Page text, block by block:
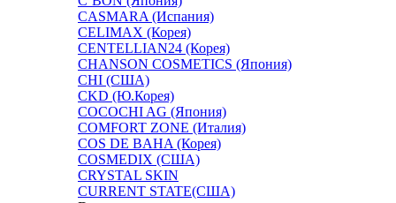
CASMARA (Испания)
CELIMAX (Корея)
CENTELLIAN24 (Корея)
CHANSON COSMETICS (Япония)
CHI (США)
CKD (Ю.Корея)
COCOCHI AG (Япония)
COMFORT ZONE (Италия)
COS DE BAHA (Корея)
COSMEDIX (США)
CRYSTAL SKIN
CURRENT STATE(США)